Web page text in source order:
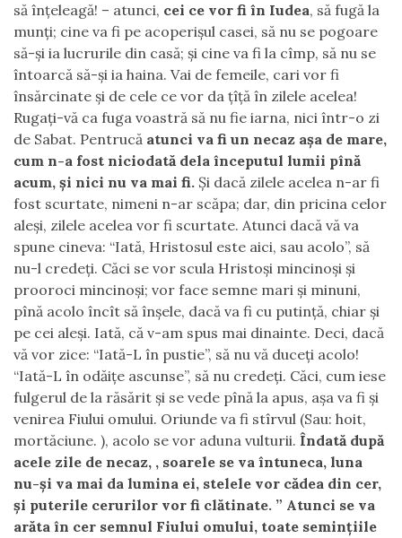
să înţeleagă! – atunci, cei ce vor fi în Iudea, să fugă la
munţi; cine va fi pe acoperişul casei, să nu se pogoare
să-şi ia lucrurile din casă; şi cine va fi la cîmp, să nu se
întoarcă să-şi ia haina. Vai de femeile, cari vor fi
însărcinate şi de cele ce vor da ţîţă în zilele acelea!
Rugaţi-vă ca fuga voastră să nu fie iarna, nici într-o zi
de Sabat. Pentrucă atunci va fi un necaz aşa de mare,
cum n-a fost niciodată dela începutul lumii pînă
acum, şi nici nu va mai fi. Şi dacă zilele acelea n-ar fi
fost scurtate, nimeni n-ar scăpa; dar, din pricina celor
aleşi, zilele acelea vor fi scurtate. Atunci dacă vă va
spune cineva: “Iată, Hristosul este aici, sau acolo”, să
nu-l credeţi. Căci se vor scula Hristoşi mincinoşi şi
prooroci mincinoşi; vor face semne mari şi minuni,
pînă acolo încît să înşele, dacă va fi cu putinţă, chiar şi
pe cei aleşi. Iată, că v-am spus mai dinainte. Deci, dacă
vă vor zice: “Iată-L în pustie”, să nu vă duceţi acolo!
“Iată-L în odăiţe ascunse”, să nu credeţi. Căci, cum iese
fulgerul de la răsărit şi se vede pînă la apus, aşa va fi şi
venirea Fiului omului. Oriunde va fi stîrvul (Sau: hoit,
mortăciune. ), acolo se vor aduna vulturii. Îndată după
acele zile de necaz, , soarele se va întuneca, luna
nu-şi va mai da lumina ei, stelele vor cădea din cer,
şi puterile cerurilor vor fi clătinate. ” Atunci se va
arăta în cer semnul Fiului omului, toate seminţiile